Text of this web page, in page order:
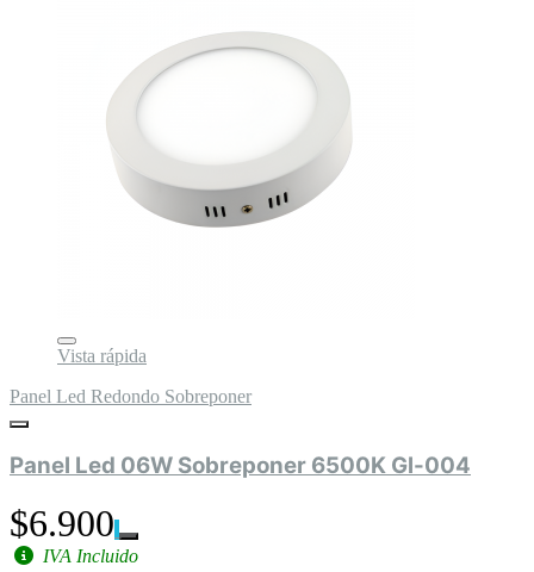
Vista rápida
Panel Led Redondo Sobreponer
Panel Led 06W Sobreponer 6500K Gl-004
$6.900
IVA Incluido